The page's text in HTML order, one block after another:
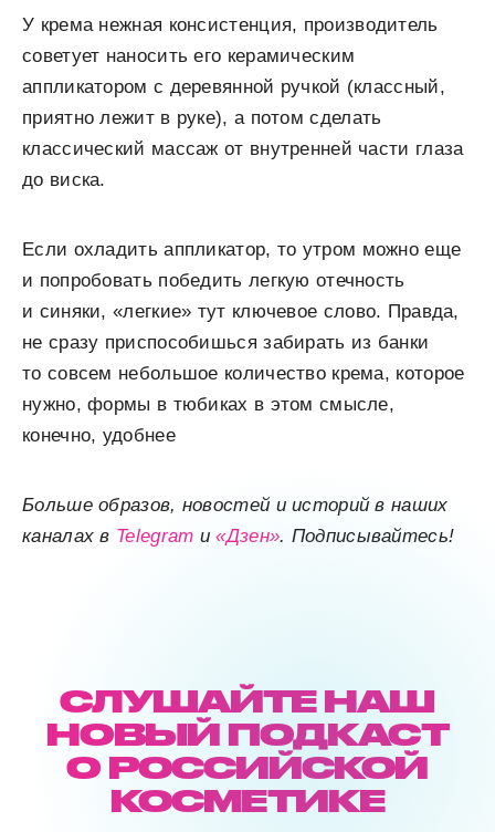
У крема нежная консистенция, производитель
советует наносить его керамическим
аппликатором с деревянной ручкой (классный,
приятно лежит в руке), а потом сделать
классический массаж от внутренней части глаза
до виска.
Если охладить аппликатор, то утром можно еще
и попробовать победить легкую отечность
и синяки, «легкие» тут ключевое слово. Правда,
не сразу приспособишься забирать из банки
то совсем небольшое количество крема, которое
нужно, формы в тюбиках в этом смысле,
конечно, удобнее
Больше образов, новостей и историй в наших
каналах в Telegram и«Дзен». Подписывайтесь!
СЛУШАЙТЕ НАШ
НОВЫЙ ПОДКАСТ
О РОССИЙСКОЙ
КОСМЕТИКЕ